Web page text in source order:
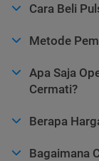
Cara Beli
Metode
Apa Saja
Cermati?
Berapa
Bagaimana